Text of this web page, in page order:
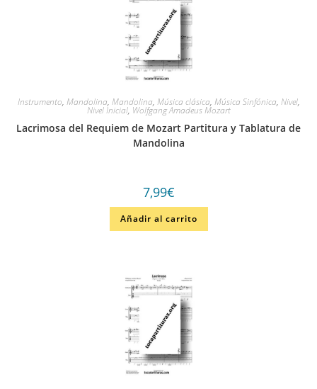
Instrumento, Mandolina, Mandolina, Música clásica, Música Sinfónica, Nivel,
Nivel Inicial, Wolfgang Amadeus Mozart
Lacrimosa del Requiem de Mozart Partitura y Tablatura de
Mandolina
7,99€
Añadir al carrito